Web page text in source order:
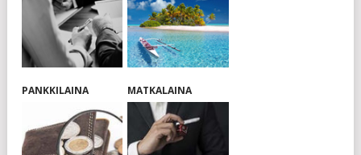
PANKKILAINA MATKALAINA